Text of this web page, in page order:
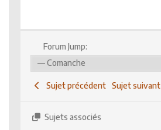
Forum Jump:
Sujet précédent Sujet suivant
Sujets associés